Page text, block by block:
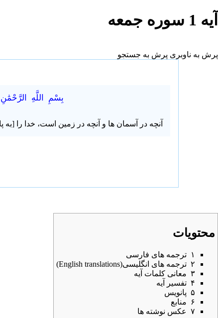
آیه 1 سوره جمعه
پرش به ناوبری پرش به جستجو
بِسْمِ اللَّهِ
آنچه در آسمان ها و آنچه در زمین است، خدا را
محتویات
۱ ترجمه های فارسی
۲ ترجمه های انگلیسی(English translations)
۳ معانی کلمات آیه
۴ تفسیر آیه
۵ پانویس
۶
منابع
۷ عکس نوشته ها